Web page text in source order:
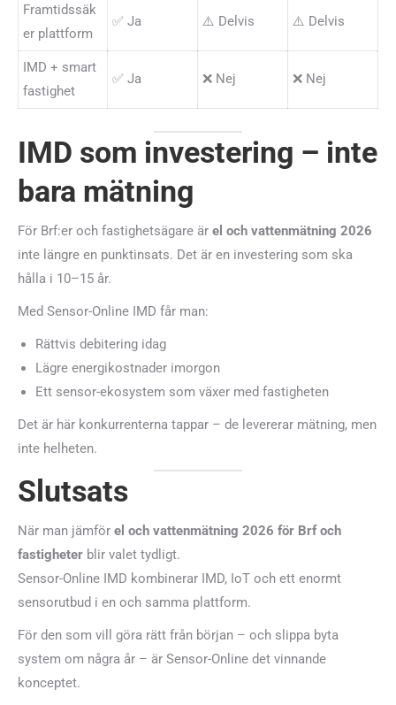
Framtidssäk
er plattform
✅ Ja ⚠️ Delvis ⚠️ Delvis
IMD + smart
fastighet
✅ Ja ❌ Nej ❌ Nej
IMD som investering – inte
bara mätning
För Brf:er och fastighetsägare är el och vattenmätning 2026
inte längre en punktinsats. Det är en investering som ska
hålla i 10–15 år.
Med Sensor-Online IMD får man:
Rättvis debitering idag
Lägre energikostnader imorgon
Ett sensor-ekosystem som växer med fastigheten
Det är här konkurrenterna tappar – de levererar mätning, men
inte helheten.
Slutsats
När man jämför el och vattenmätning 2026 för Brf och
fastigheter blir valet tydligt.
Sensor-Online IMD kombinerar IMD, IoT och ett enormt
sensorutbud i en och samma plattform.
För den som vill göra rätt från början – och slippa byta
system om några år – är Sensor-Online det vinnande
konceptet.